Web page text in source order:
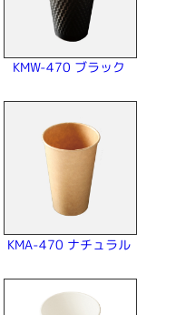
KMW-470 ブラック
KMA-470 ナチュラル